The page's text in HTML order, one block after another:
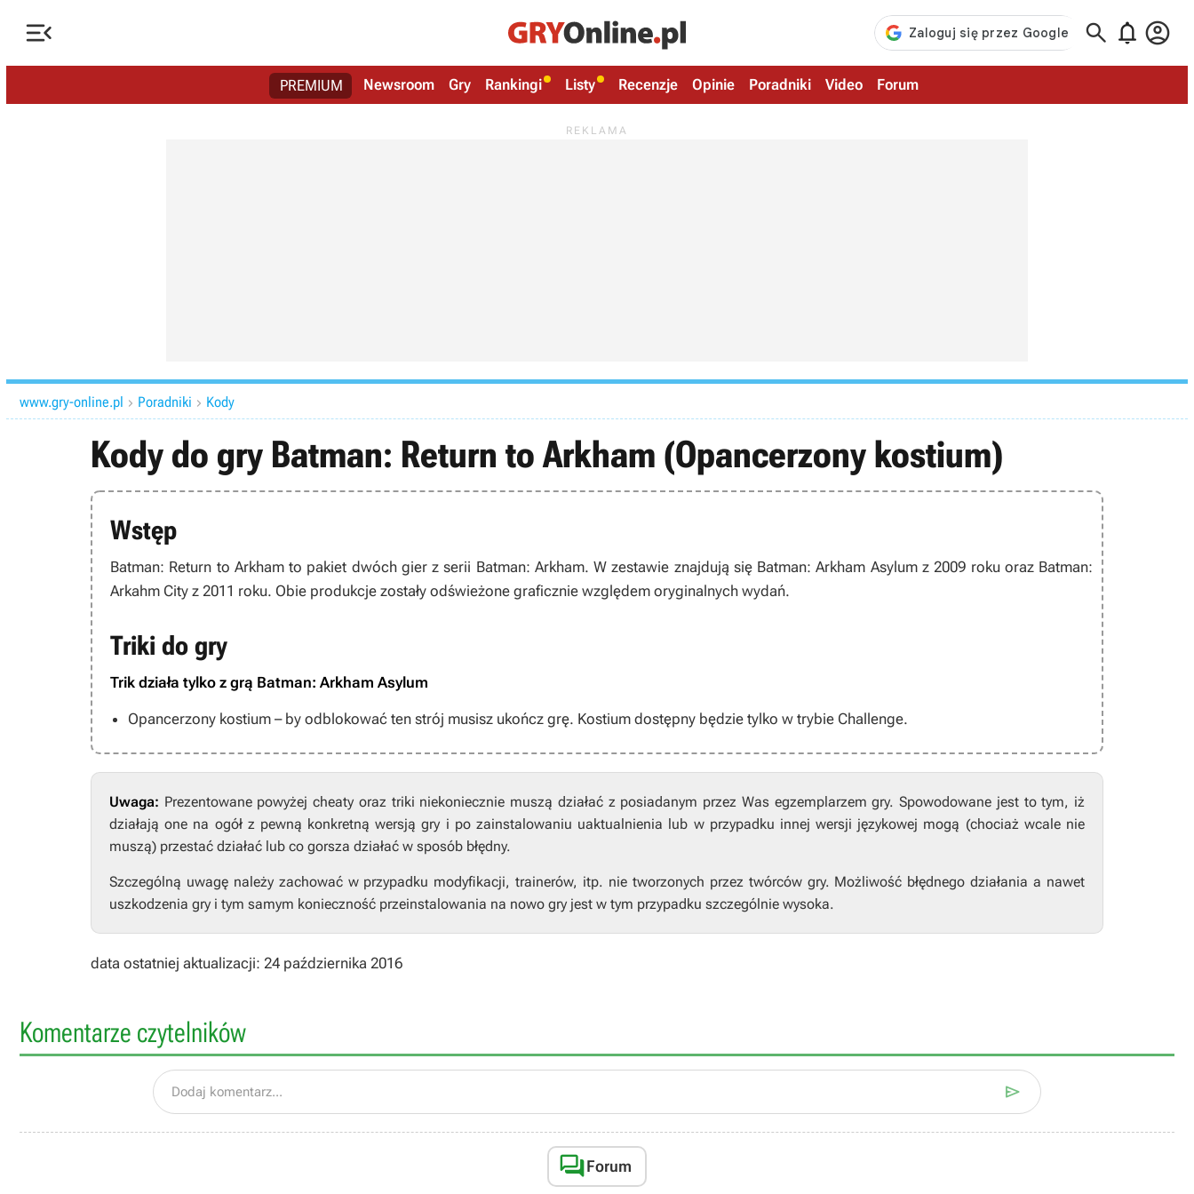
   
PREMIUM Newsroom Gry Rankingi Listy Recenzje Opinie Poradniki Video Forum
www.gry-online.pl  Poradniki  Kody
Kody do gry Batman: Return to Arkham (Opancerzony kostium)
Wstęp
Batman: Return to Arkhamto pakiet dwóch gier z serii Batman: Arkham. W zestawie znajdują się Batman: Arkham Asylumz 2009 roku oraz Batman:
Arkahm City z 2011 roku. Obie produkcje zostały odświeżone graficznie względem oryginalnych wydań.
Triki do gry
Trik działa tylko z grą Batman: Arkham Asylum
Opancerzony kostium – by odblokować ten strój musisz ukończ grę. Kostium dostępny będzie tylko w trybie Challenge.
Uwaga: Prezentowane powyżej cheaty oraz triki niekoniecznie muszą działać z posiadanym przez Was egzemplarzem gry. Spowodowane jest to tym, iż
działają one na ogół z pewną konkretną wersją gry i po zainstalowaniu uaktualnienia lub w przypadku innej wersji językowej mogą (chociaż wcale nie
muszą) przestać działać lub co gorsza działać w sposób błędny.
Szczególną uwagę należy zachować w przypadku modyfikacji, trainerów, itp. nie tworzonych przez twórców gry. Możliwość błędnego działania a nawet
uszkodzenia gry i tym samym konieczność przeinstalowania na nowo gry jest w tym przypadku szczególnie wysoka.
data ostatniej aktualizacji: 24 października 2016
Komentarze czytelników
Dodaj komentarz... 
Forum